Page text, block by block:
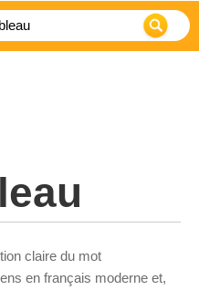
claire du mot
en français moderne et,